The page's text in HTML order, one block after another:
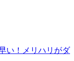
い！メリハリがダ